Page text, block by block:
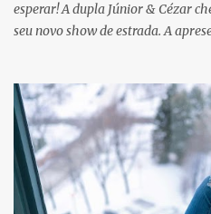
esperar! A dupla Júnior & Cézar
seu novo show de estrada. A
barriga diferente. O projeto
por completo e já ver o público
show, é algo surreal. Muita gente
tempos de ‘Clone’ e ‘Golzinho
agora, nessa caminhada com
gratificante”, comentam os